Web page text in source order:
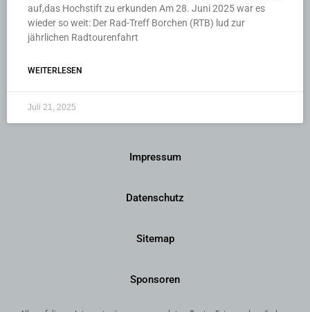
auf,das Hochstift zu erkunden Am 28. Juni 2025 war es
wieder so weit: Der Rad-Treff Borchen (RTB) lud zur
jährlichen Radtourenfahrt
WEITERLESEN
Juli 21, 2025
Impressum
Datenschutz
Sitemap
Sponsoren